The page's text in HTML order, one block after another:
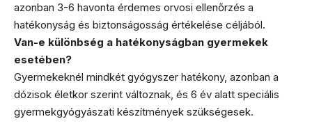
azonban 3-6 havonta érdemes orvosi ellenőrzés a
hatékonyság és biztonságosság értékelése céljából.
Van-e különbség a hatékonyságban gyermekek
esetében?
Gyermekeknél mindkét gyógyszer hatékony, azonban a
dózisok életkor szerint változnak, és 6 év alatt speciális
gyermekgyógyászati készítmények szükségesek.